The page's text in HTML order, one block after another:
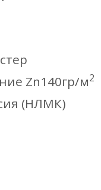
Zn140гр/м2
(НЛМК)